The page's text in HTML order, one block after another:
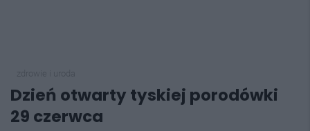
Dzień otwarty tyskiej porodówki
29 czerwca